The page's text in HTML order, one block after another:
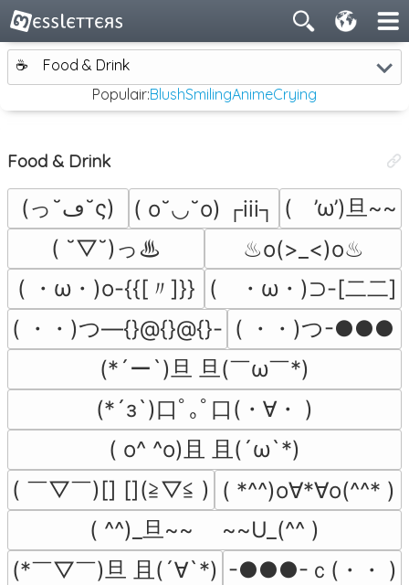
☕
Food & Drink
Populair:BlushSmilingAnimeCrying
Food & Drink
(っ˘ڡ˘ς) ( o˘◡˘o) ┌iii┐
(　’ω’)旦~~
( ˘▽˘)っ♨
♨o(>_<)o♨
( ・ω・)o-{{[〃]}}
(　・ω・)⊃-[二二]
( ・・)つ―{}@{}@{}- ( ・・)つ-●●●
(*´ー`)旦 旦(￣ω￣*)
(*´з`)口ﾟ｡ﾟ口(・∀・ )
( o^ ^o)且 且(´ω`*)
( ￣▽￣)[] [](≧▽≦ ) ( *^^)o∀*∀o(^^* )
( ^^)_旦~~　 ~~U_(^^ )
(*￣▽￣)旦 且(´∀`*) -●●●-ｃ(・・ )